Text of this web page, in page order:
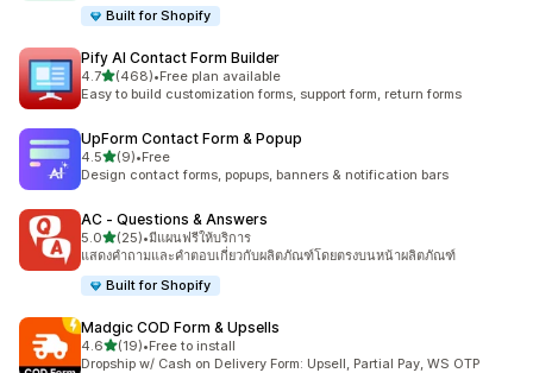
Built for Shopify
Pify AI Contact Form Builder
4.7เต็ม 5 ดาว
(468)
ทั้งหมด 468 รีวิว
•Free plan available
Easy to build customization forms, support form, return forms
UpForm Contact Form & Popup
4.5เต็ม 5 ดาว
(9)
ทั้งหมด 9 รีวิว
•Free
Design contact forms, popups, banners & notification bars
AC ‑ Questions & Answers
5.0เต็ม 5 ดาว
(25)
ทั้งหมด 25 รีวิว
•มีแผนฟรีให้บริการ
แสดงคำถามและคำตอบเกี่ยวกับผลิตภัณฑ์โดยตรงบนหน้าผลิตภัณฑ์
Built for Shopify
Madgic COD Form & Upsells
4.6เต็ม 5 ดาว
(19)
ทั้งหมด 19 รีวิว
•Free to install
Dropship w/ Cash on Delivery Form: Upsell, Partial Pay, WS OTP